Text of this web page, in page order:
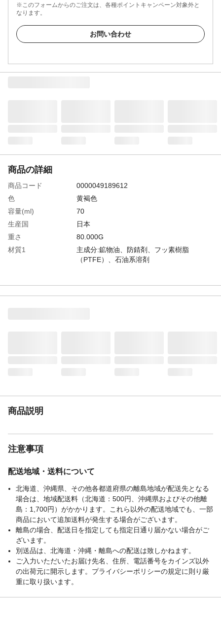
※このフォームからのご注文は、各種ポイントキャンペーン対象外と
なります。
お問い合わせ
商品の詳細
商品コード
0000049189612
色
黄褐色
容量(ml)
70
生産国
日本
重さ
80.000G
材質1
主成分:鉱物油、防錆剤、フッ素樹脂
（PTFE）、石油系溶剤
商品説明
注意事項
配送地域・送料について
北海道、沖縄県、その他各都道府県の離島地域が配送先となる
場合は、地域配送料（北海道：500円、沖縄県およびその他離
島：1,700円）がかかります。これら以外の配送地域でも、一部
商品において追加送料が発生する場合がございます。
離島の場合、配送日を指定しても指定日通り届かない場合がご
ざいます。
別送品は、北海道・沖縄・離島への配送は致しかねます。
ご入力いただいたお届け先名、住所、電話番号をカインズ以外
の出荷元に開示します。プライバシーポリシーの規定に則り厳
重に取り扱います。